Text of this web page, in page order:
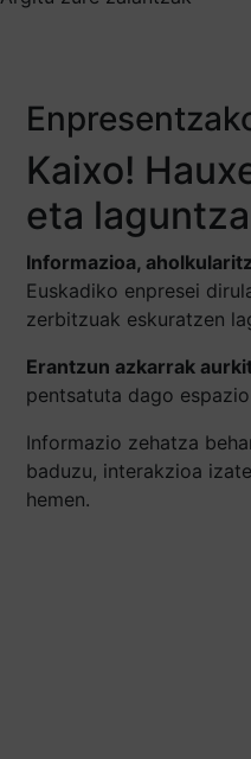
Kaixo!
eta
Informazioa,
Euskadiko enpresei
zerbitzuak eskuratzen
Erantzun azkarrak
pentsatuta dago
Informazio zehatza
baduzu, interakzioa
hemen.